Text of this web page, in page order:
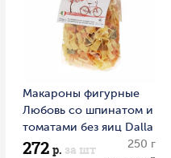
Макароны фигурные
Любовь со шпинатом и
томатами без яиц Dalla
Costa 250г 1/24 Италия
272 р. за шт 250 г